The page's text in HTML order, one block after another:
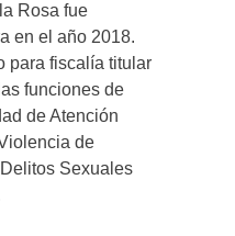
Rosa fue
en el año 2018.
para fiscalía titular
funciones de
de Atención
de
Sexuales